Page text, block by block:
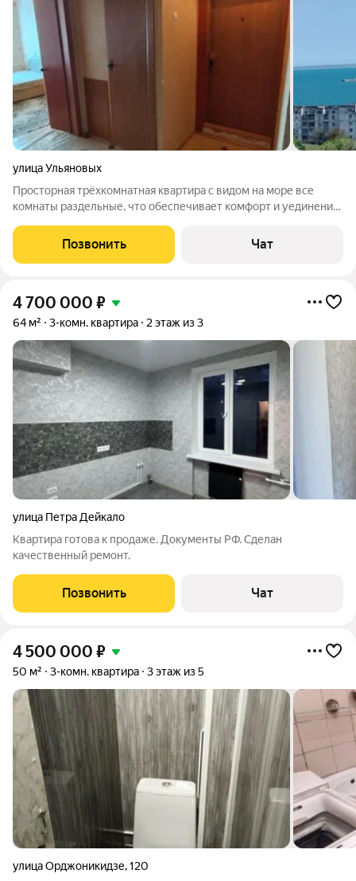
улица Ульяновых
Просторная трёхкомнатная квартира с видом на море все
комнаты раздельные, что обеспечивает комфорт и уединение
раздельный санузел добавляет удобства в повседневной
жизни. Прекрасный вид из окон:
Позвонить Чат
4 700 000 ₽
64 м² 3-комн. квартира 2 этаж из 3
улица Петра Дейкало
Квартира готова к продаже. Документы РФ. Сделан
качественный ремонт.
Позвонить Чат
4 500 000 ₽
50 м² 3-комн. квартира 3 этаж из 5
улица Орджоникидзе,120